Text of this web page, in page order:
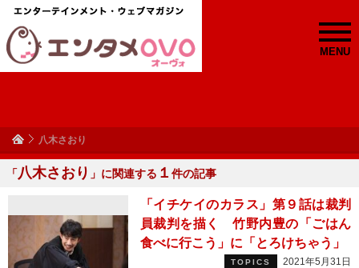
MENU
八木さおり
「八木さおり 」に関連する １ 件の記事
「イチケイのカラス」第９話は裁判
員裁判を描く 竹野内豊の「ごはん
食べに行こう」に「とろけちゃう」
TOPICS 2021年5月31日